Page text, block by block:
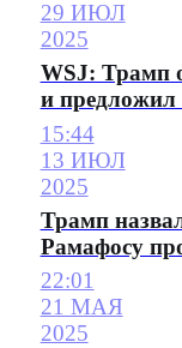
29 ИЮЛ
2025
WSJ: Трамп
и
15:44
13 ИЮЛ
2025
Трамп
Рамафосу
22:01
21 МАЯ
2025